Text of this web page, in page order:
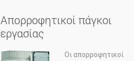
Απορροφητικοί πάγκοι
εργασίας
Οι απορροφητικοί